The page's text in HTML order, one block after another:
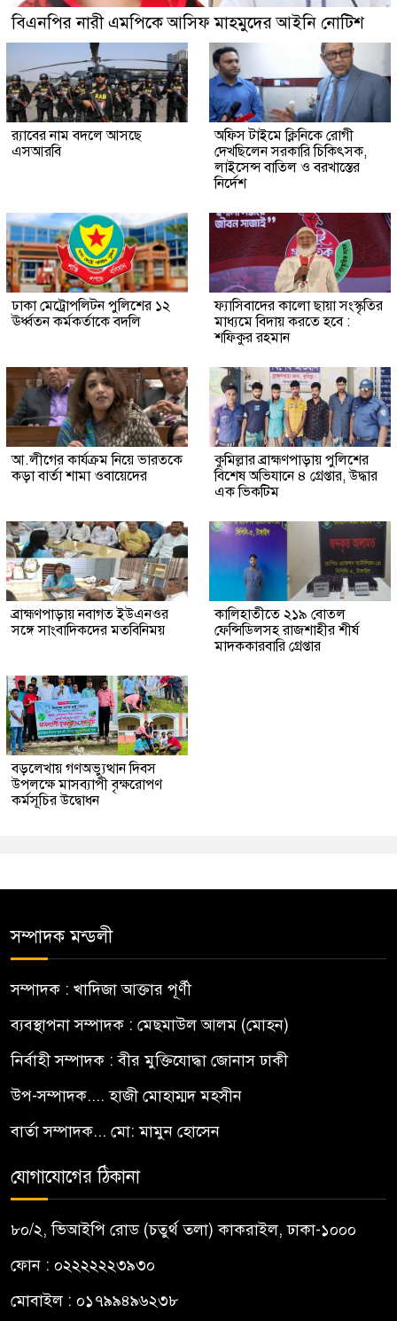
বিএনপির নারী এমপিকে আসিফ মাহমুদের আইনি নোটিশ
র‍্যাবের নাম বদলে আসছে
এসআরবি
অফিস টাইমে ক্লিনিকে রোগী
দেখছিলেন সরকারি চিকিৎসক,
লাইসেন্স বাতিল ও বরখাস্তের
নির্দেশ
ঢাকা মেট্রোপলিটন পুলিশের ১২
ঊর্ধ্বতন কর্মকর্তাকে বদলি
ফ্যাসিবাদের কালো ছায়া সংস্কৃতির
মাধ্যমে বিদায় করতে হবে :
শফিকুর রহমান
আ.লীগের কার্যক্রম নিয়ে ভারতকে
কড়া বার্তা শামা ওবায়েদের
কুমিল্লার ব্রাহ্মণপাড়ায় পুলিশের
বিশেষ অভিযানে ৪ গ্রেপ্তার, উদ্ধার
এক ভিকটিম
ব্রাহ্মণপাড়ায় নবাগত ইউএনওর
সঙ্গে সাংবাদিকদের মতবিনিময়
কালিহাতীতে ২১৯ বোতল
ফেন্সিডিলসহ রাজশাহীর শীর্ষ
মাদককারবারি গ্রেপ্তার
বড়লেখায় গণঅভ্যুত্থান দিবস
উপলক্ষে মাসব্যাপী বৃক্ষরোপণ
কর্মসূচির উদ্বোধন
সম্পাদক মন্ডলী
সম্পাদক : খাদিজা আক্তার পূর্ণী
ব্যবস্থাপনা সম্পাদক : মেছমাউল আলম (মোহন)
নির্বাহী সম্পাদক : বীর মুক্তিযোদ্ধা জোনাস ঢাকী
উপ-সম্পাদক.... হাজী মোহাম্মদ মহসীন
বার্তা সম্পাদক... মো: মামুন হোসেন
যোগাযোগের ঠিকানা
৮০/২, ভিআইপি রোড (চতুর্থ তলা) কাকরাইল, ঢাকা-১০০০
ফোন : ০২২২২২২৩৯৩০
মোবাইল : ০১৭৯৯৪৯৬২৩৮